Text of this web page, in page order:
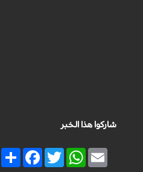
شاركوا هذا الخبر
Share
FacebookTwitter
WhatsAppEmail